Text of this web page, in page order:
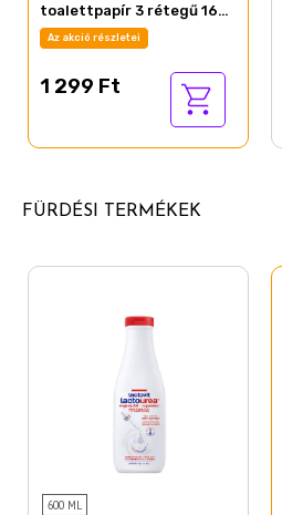
toalettpapír 3 rétegű 16
tekercs Limited Edition
Az akció részletei
1 299 Ft
FÜRDÉSI TERMÉKEK
600 ML